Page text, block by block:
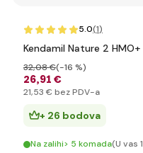
5.0(1)
Kendamil Nature 2
26,91 €
32,08 €(-16 %)
21,53 € bez PDV-a
+ 26 bodova
Na zalihi> 5 komada(U vas